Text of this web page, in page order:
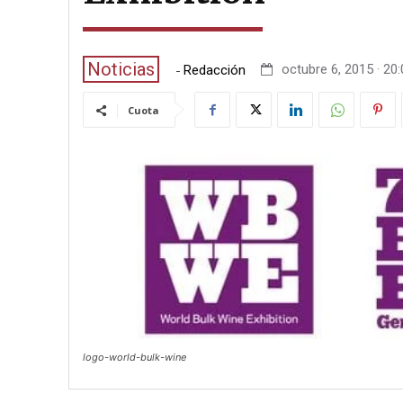
Noticias - Redacción octubre 6, 2015 ·
Cuota
logo-world-bulk-wine